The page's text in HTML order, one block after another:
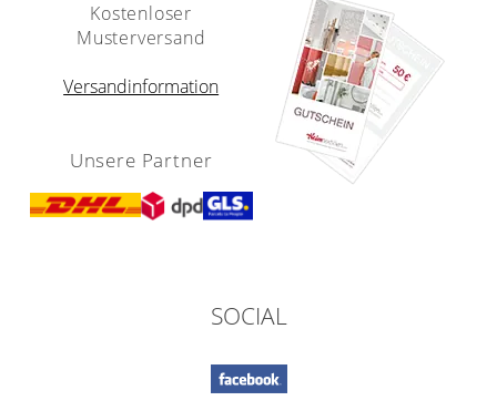
Kostenloser
Musterversand
Versandinformation
Unsere Partner
SOCIAL